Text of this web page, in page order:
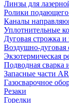
Линзы для
Ролики подающего
Каналы
Уплотнительные
Дуговая строжка и
Воздушно-дуговая
Экзотермическая
Подводная сварка
Запасные части
Газосварочное
Резаки
Горелки